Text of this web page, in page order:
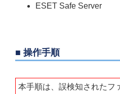
ESET Safe Server
■ 操作手順
本手順は、誤検知されたフ